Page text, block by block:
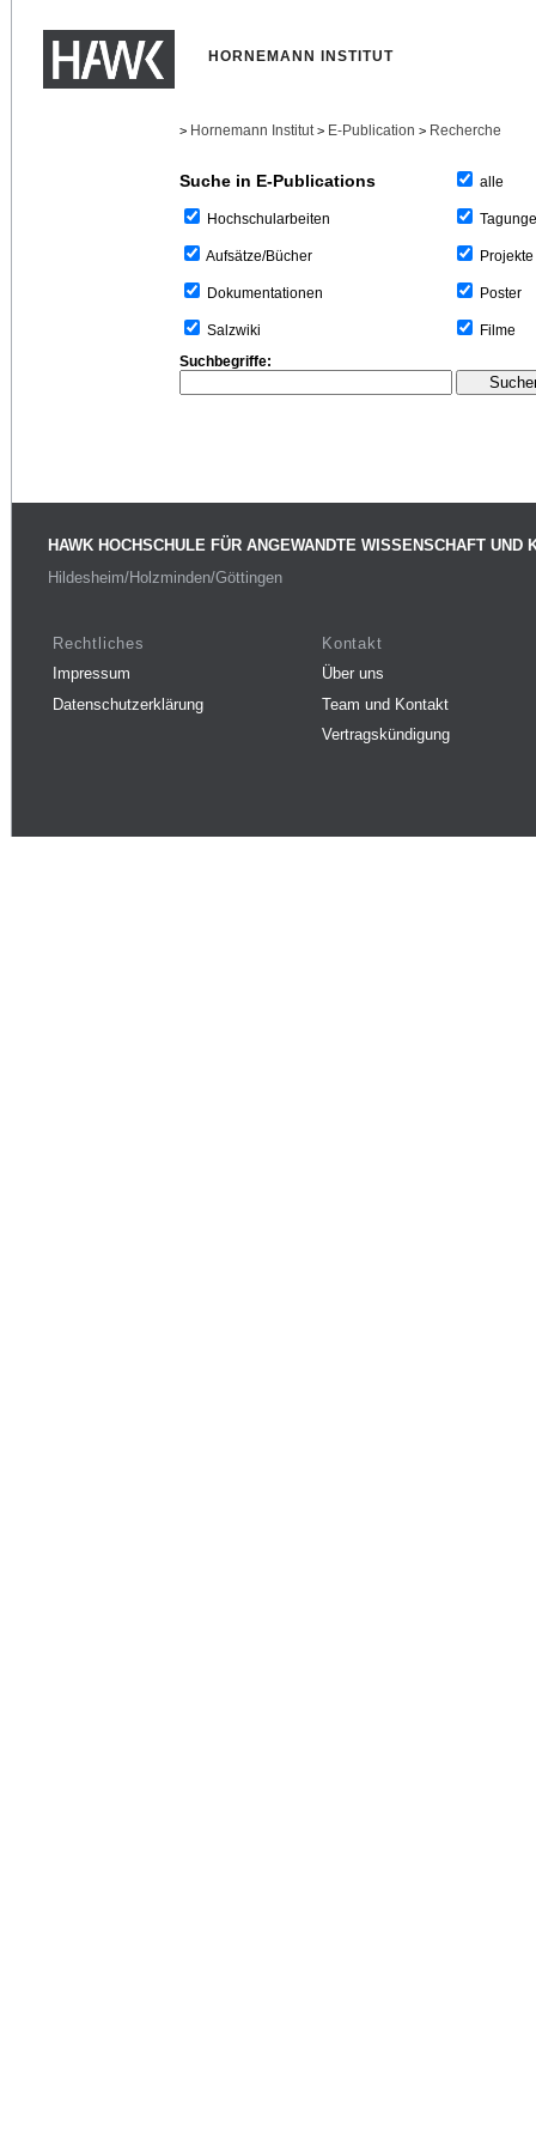
HORNEMANN INSTITUT
> Hornemann Institut > E-Publication > Recherche
Suche in E-Publications
Hochschularbeiten
Aufsätze/Bücher
Dokumentationen
Salzwiki
alle
Projekte
Poster
Filme
Suchbegriffe:
HAWK HOCHSCHULE FÜR ANGEWANDTE WISSENSCHAFT UND
Hildesheim/Holzminden/Göttingen
Rechtliches
Impressum
Datenschutzerklärung
Kontakt
Über uns
Team und Kontakt
Vertragskündigung